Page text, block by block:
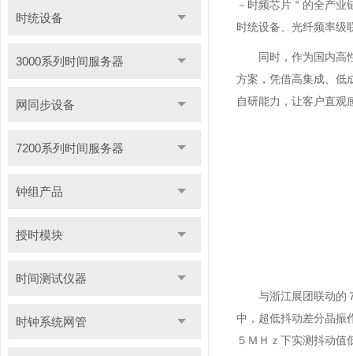
时统设备
3000系列时间服务器
网同步设备
7200系列时间服务器
钟组产品
授时模块
时间测试仪器
时钟系统网管
－时频芯片＂的全产
时统设备、光纤频率级
同时，作为国内高
方案，凭借高集成、低
自研能力，让客户直观
与浙江展团联动的
中，超低抖动差分晶振
５ＭＨｚ下实测抖动